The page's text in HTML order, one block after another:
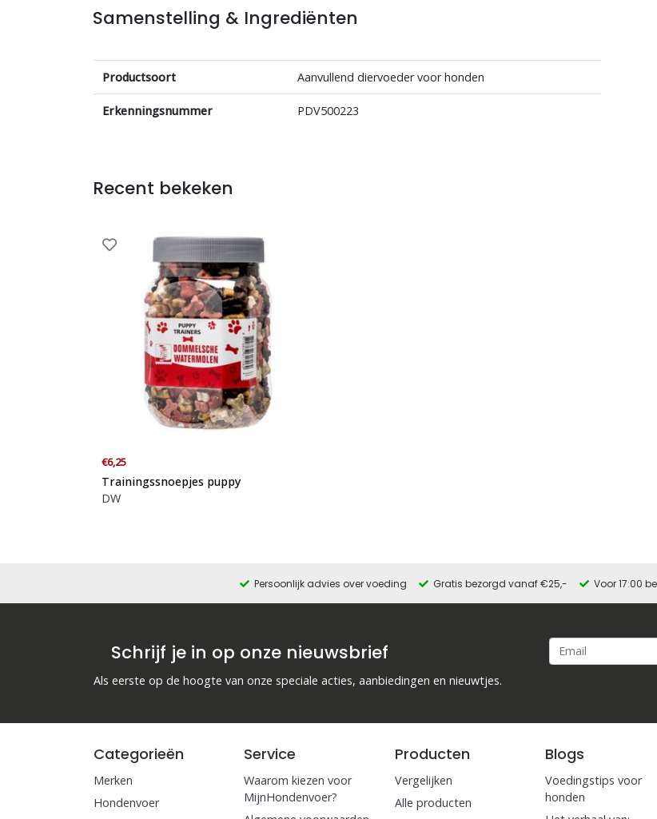
Samenstelling & Ingrediënten
Productsoort Aanvullend diervoeder voor honden
Erkenningsnummer PDV500223
Recent bekeken
€6,25
Trainingssnoepjes puppy
DW
Persoonlijk advies over voeding Gratis bezorgd vanaf €25,- Voor 17:00
Schrijf je in op onze nieuwsbrief
Als eerste op de hoogte van onze speciale acties, aanbiedingen en nieuwtjes.
Categorieën
Merken
Hondenvoer
Service
Waarom kiezen voor
MijnHondenvoer?
Producten
Vergelijken
Alle producten
Blogs
Voedingstips voor
honden